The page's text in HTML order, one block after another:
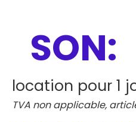
SON:
location pour 1
TVA non applicable,